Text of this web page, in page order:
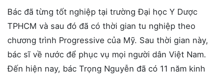
Bác đã từng tốt nghiệp tại trường Đại học Y Dược
TPHCM và sau đó đã có thời gian tu nghiệp theo
chương trình Progressive của Mỹ. Sau thời gian này,
bác sĩ về nước để phục vụ mọi người dân Việt Nam.
Đến hiện nay, bác Trọng Nguyễn đã có 11 năm kinh